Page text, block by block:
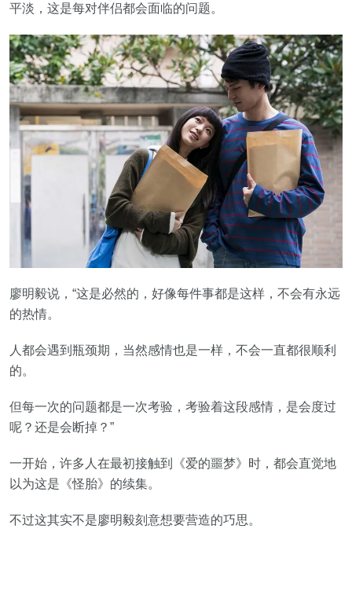
平淡，这是每对伴侣都会面临的问题。
廖明毅说，“这是必然的，好像每件事都是这样，不会有永远
的热情。
人都会遇到瓶颈期，当然感情也是一样，不会一直都很顺利
的。
但每一次的问题都是一次考验，考验着这段感情，是会度过
呢？还是会断掉？”
一开始，许多人在最初接触到《爱的噩梦》时，都会直觉地
以为这是《怪胎》的续集。
不过这其实不是廖明毅刻意想要营造的巧思。